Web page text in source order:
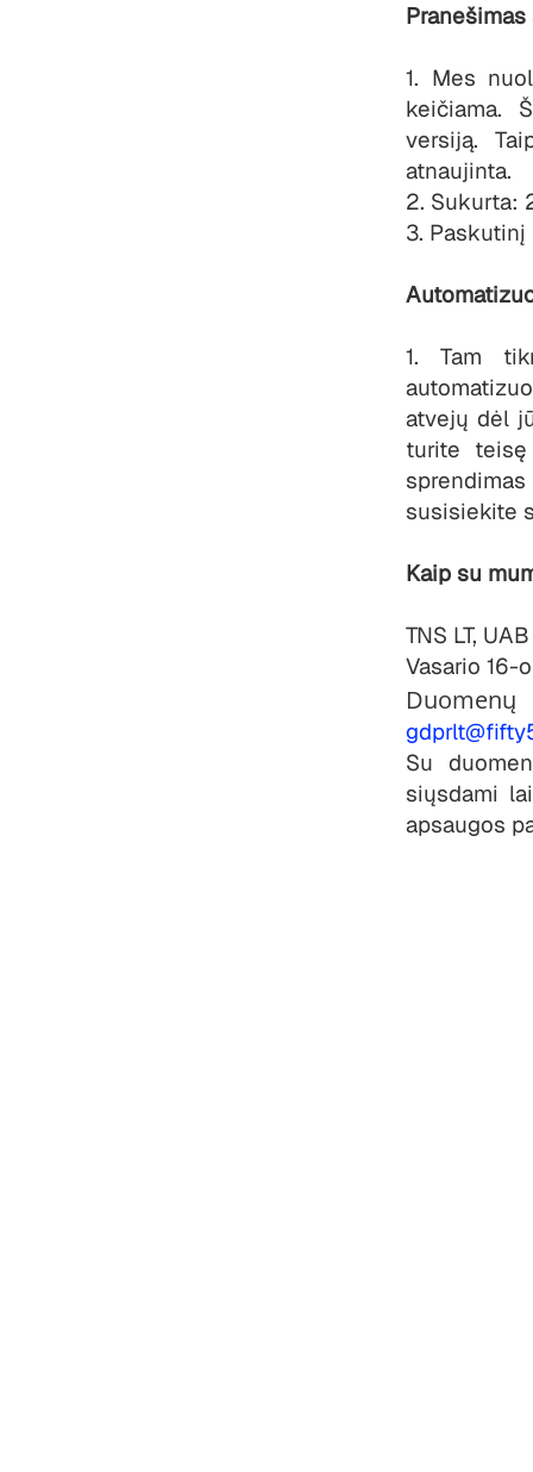
1. Mes
keičiama.
versiją.
atnaujinta.
2. Sukurta:
3.
1. Tam
atvejų dėl
turite
susisiekite
Kaip su
TNS LT, UAB
Vasario 16-
Su
siųsdami
apsaugos